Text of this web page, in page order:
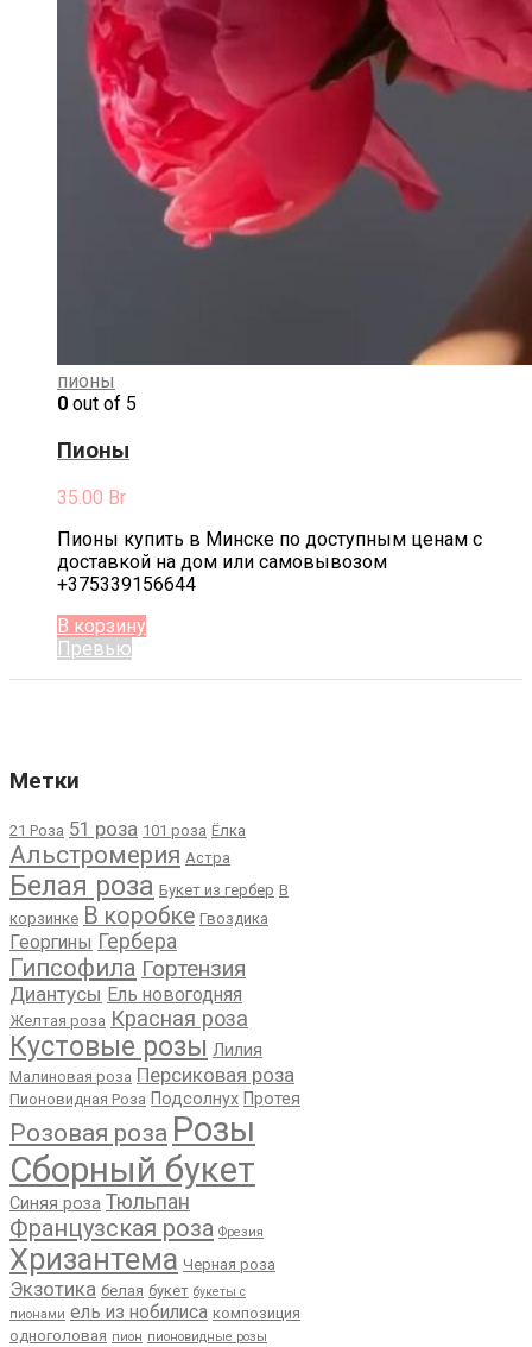
пионы
0 out of 5
Пионы
35.00 Br
Пионы купить в Минске по доступным ценам с
доставкой на дом или самовывозом
+375339156644
В корзину
Превью
Метки
21 Роза 51 роза 101 роза Ёлка
Альстромерия Астра
Белая роза Букет из гербер В
корзинке В коробке Гвоздика
Георгины Гербера
Гипсофила Гортензия
Диантусы Ель новогодняя
Желтая роза Красная роза
Кустовые розы Лилия
Малиновая роза Персиковая роза
Пионовидная Роза Подсолнух Протея
Розовая роза Розы
Сборный букет
Синяя роза Тюльпан
Французская роза Фрезия
Хризантема Черная роза
Экзотика белая букет букеты с
пионами ель из нобилиса композиция
одноголовая пион пионовидные розы